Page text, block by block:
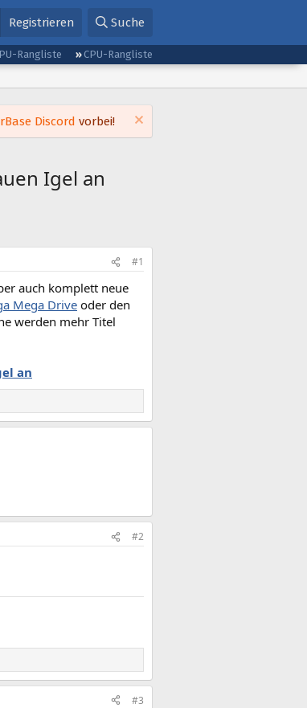
Registrieren Suche
Rangliste
CPU-Rangliste
Discord vorbei!
Igel an
#1
auch komplett neue
Mega Driveoder den
werden mehr Titel
an
#2
#3